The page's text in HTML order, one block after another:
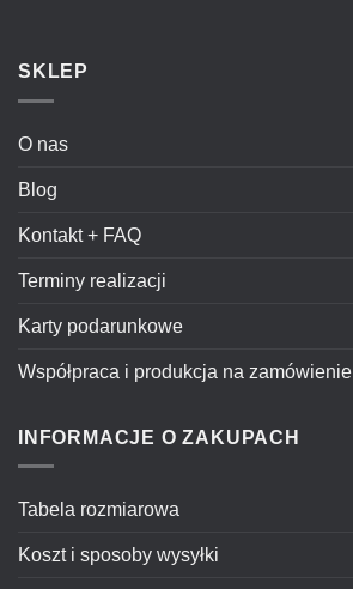
SKLEP
O nas
Blog
Kontakt + FAQ
Terminy realizacji
Karty podarunkowe
Współpraca i produkcja na zamówienie
INFORMACJE O ZAKUPACH
Tabela rozmiarowa
Koszt i sposoby wysyłki